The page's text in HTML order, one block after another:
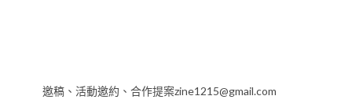
邀稿、活動邀約、合作提案zine1215@gmail.com